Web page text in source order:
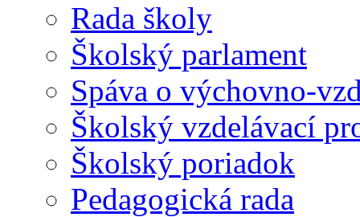
Rada školy
Školský parlament
Spáva o výchovno-
Školský vzdelávací
Školský poriadok
Pedagogická rada